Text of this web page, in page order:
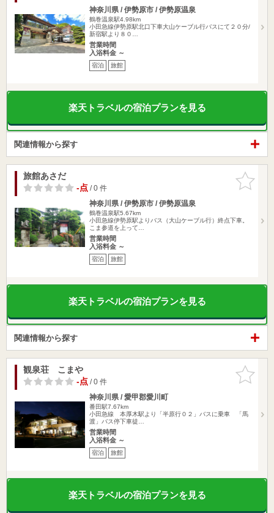
神奈川県 / 伊勢原市 / 伊勢原温泉
鶴巻温泉駅4.98km
小田急線伊勢原駅北口下車大山ケーブル行バスにて２０分/
新宿駅より８０…
営業時間
入浴料金 ～
宿泊 旅館
楽天トラベルの宿泊プランを見る
関連情報から探す
お気に入
りに追加
旅館あさだ
-点/ 0 件
神奈川県 / 伊勢原市 / 伊勢原温泉
鶴巻温泉駅5.67km
小田急線伊勢原駅よりバス（大山ケーブル行）終点下車。
こま参道を上って…
営業時間
入浴料金 ～
宿泊 旅館
楽天トラベルの宿泊プランを見る
関連情報から探す
お気に入
りに追加
観泉荘 こまや
-点/ 0 件
神奈川県 / 愛甲郡愛川町
番田駅7.67km
小田急線 本厚木駅より「半原行０２」バスに乗車 「馬
渡」バス停下車徒…
営業時間
入浴料金 ～
宿泊 旅館
楽天トラベルの宿泊プランを見る